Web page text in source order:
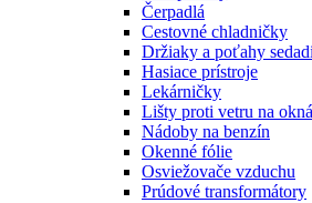
Čerpadlá
Cestovné chladničky
Držiaky a poťahy
Hasiace prístroje
Lekárničky
Lišty proti vetru na okná
Nádoby na benzín
Okenné fólie
Osviežovače vzduchu
Prúdové transformátory